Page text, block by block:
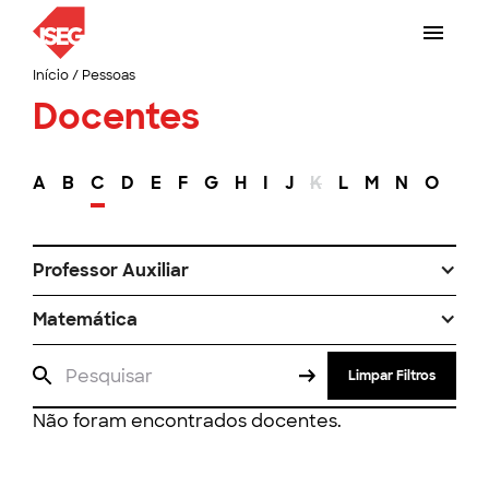
Início/ Pessoas
Docentes
A B C D E F G H I J K L M N O
Professor Auxiliar
Matemática
Limpar Filtros
Não foram encontrados docentes.